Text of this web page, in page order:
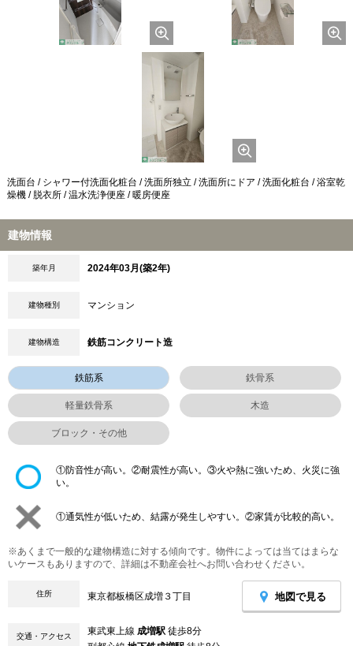
洗面台 / シャワー付洗面化粧台 / 洗面所独立 / 洗面所にドア / 洗面化粧台 / 浴室乾
燥機 / 脱衣所 / 温水洗浄便座 / 暖房便座
建物情報
築年月 2024年03月(築2年)
建物種別 マンション
建物構造 鉄筋コンクリート造
鉄筋系 鉄骨系
軽量鉄骨系 木造
ブロック・その他
①防音性が高い。②耐震性が高い。③火や熱に強いため、火災に強
い。
①通気性が低いため、結露が発生しやすい。②家賃が比較的高い。
※あくまで一般的な建物構造に対する傾向です。物件によっては当てはまらな
いケースもありますので、詳細は不動産会社へお問い合わせください。
住所 東京都板橋区成増３丁目 地図で見る
交通・アクセス 東武東上線 成増駅 徒歩8分